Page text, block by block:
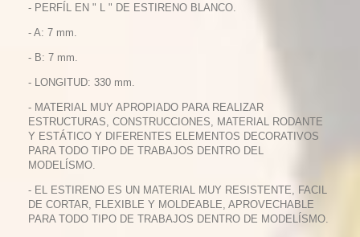
- PERFÍL EN " L " DE ESTIRENO BLANCO.
- A: 7 mm.
- B: 7 mm.
- LONGITUD: 330 mm.
- MATERIAL MUY APROPIADO PARA REALIZAR
ESTRUCTURAS, CONSTRUCCIONES, MATERIAL RODANTE
Y ESTÁTICO Y DIFERENTES ELEMENTOS DECORATIVOS
PARA TODO TIPO DE TRABAJOS DENTRO DEL
MODELÍSMO.
- EL ESTIRENO ES UN MATERIAL MUY RESISTENTE, FACIL
DE CORTAR, FLEXIBLE Y MOLDEABLE, APROVECHABLE
PARA TODO TIPO DE TRABAJOS DENTRO DE MODELÍSMO.